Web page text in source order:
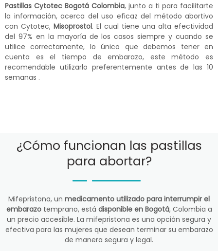
Pastillas Cytotec Bogotá Colombia, junto a ti para facilitarte
la información, acerca del uso eficaz del método abortivo
con Cytotec, Misoprostol. El cual tiene una alta efectividad
del 97% en la mayoría de los casos siempre y cuando se
utilice correctamente, lo único que debemos tener en
cuenta es el tiempo de embarazo, este método es
recomendable utilizarlo preferentemente antes de las 10
semanas .
¿Cómo funcionan las pastillas
para abortar?
Mifepristona, un medicamento utilizado para interrumpir el
embarazotemprano, está disponible en Bogotá, Colombia a
un precio accesible. La mifepristona es una opción segura y
efectiva para las mujeres que desean terminar su embarazo
de manera segura y legal.